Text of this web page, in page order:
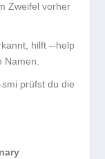
Zweifel vorher
hilft--help
prüfst du die